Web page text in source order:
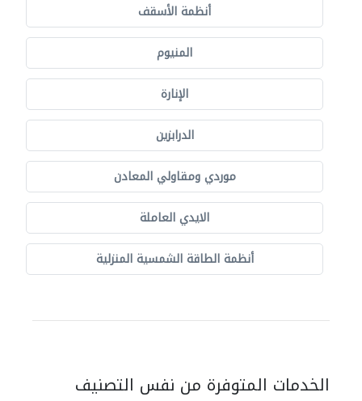
أنظمة الأسقف
المنيوم
الإنارة
الدرابزين
موردي ومقاولي المعادن
الايدي العاملة
أنظمة الطاقة الشمسية المنزلية
الخدمات المتوفرة من نفس التصنيف